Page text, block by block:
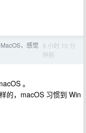
，感觉 9 小时 10 分
钟前
。
，macOS 习惯到 Win